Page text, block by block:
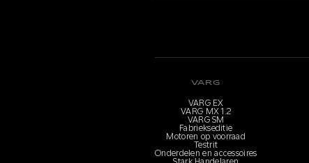
VARG
VARG EX
VARG MX 1.2
VARG SM
Fabriekseditie
Motoren op voorraad
Testrit
Onderdelen en accessoires